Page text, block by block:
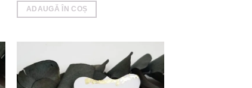
ADAUGĂ ÎN COȘ
Add to
wishlist